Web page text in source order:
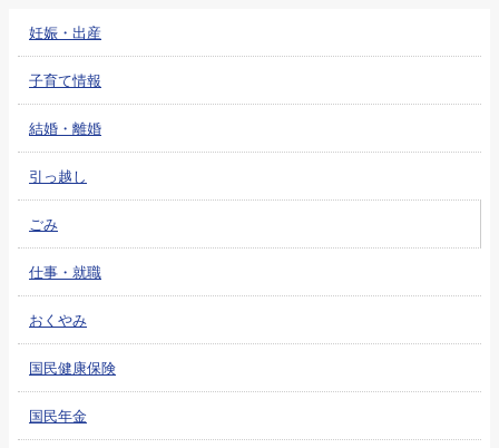
妊娠・出産
子育て情報
結婚・離婚
引っ越し
ごみ
仕事・就職
おくやみ
国民健康保険
国民年金